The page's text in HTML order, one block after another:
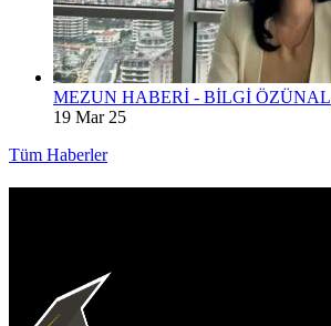
MEZUN HABERİ - BİLGİ ÖZÜNAL
19 Mar 25
Tüm Haberler